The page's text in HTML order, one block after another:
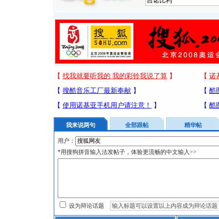
我来说两句 全部跟帖 精华帖
用户：
*用搜狗拼音输入法发帖子，体验更流畅的中文输入>>
设为辩论话题